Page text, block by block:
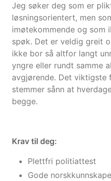
Jeg søker deg som er
løsningsorientert, men
imøtekommende og som
spøk. Det er veldig greit
ikke bor så altfor langt
yngre eller rundt samme
avgjørende. Det viktigste
stemmer sånn at
begge.
Krav til deg:
Plettfri politiattest
Gode